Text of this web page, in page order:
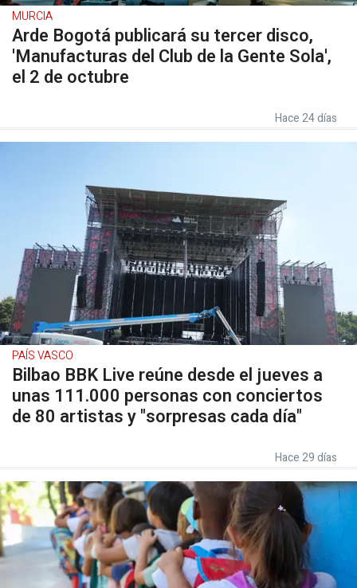
MURCIA
Arde Bogotá publicará su tercer disco,
'Manufacturas del Club de la Gente Sola',
el 2 de octubre
Hace 24 días
PAÍS VASCO
Bilbao BBK Live reúne desde el jueves a
unas 111.000 personas con conciertos
de 80 artistas y "sorpresas cada día"
Hace 29 días